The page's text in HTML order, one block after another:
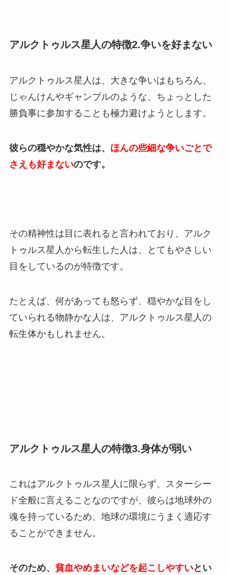
アルクトゥルス星人の特徴2.争いを好まない
アルクトゥルス星人は、大きな争いはもちろん、
じゃんけんやギャンブルのような、ちょっとした
勝負事に参加することも極力避けようとします。
彼らの穏やかな気性は、 ほんの些細な争いごとで
さえも好まないのです。
その精神性は目に表れると言われており、アルク
トゥルス星人から転生した人は、とてもやさしい
目をしているのが特徴です。
たとえば、何があっても怒らず、穏やかな目をし
ていられる物静かな人は、アルクトゥルス星人の
転生体かもしれません。
アルクトゥルス星人の特徴3.身体が弱い
これはアルクトゥルス星人に限らず、スターシー
ド全般に言えることなのですが、彼らは地球外の
魂を持っているため、地球の環境にうまく適応す
ることができません。
そのため、 貧血やめまいなどを起こしやすいとい